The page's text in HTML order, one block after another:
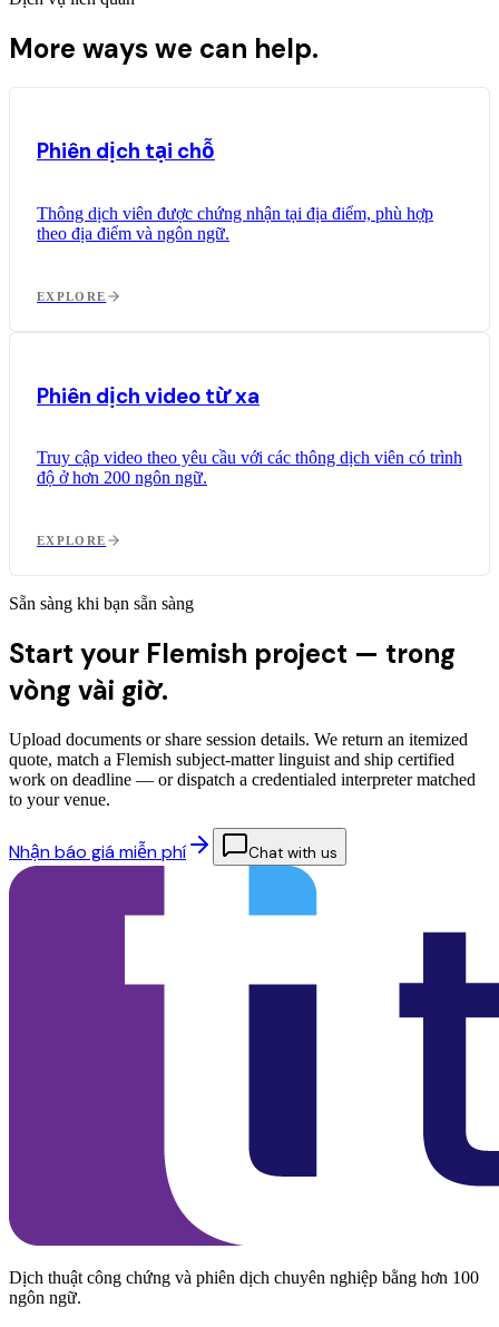
More ways we can help.
Phiên dịch tại chỗ
Thông dịch viên được chứng nhận tại địa điểm, phù hợp
theo địa điểm và ngôn ngữ.
EXPLORE
Phiên dịch video từ xa
Truy cập video theo yêu cầu với các thông dịch viên có trình
độ ở hơn 200 ngôn ngữ.
EXPLORE
Sẵn sàng khi bạn sẵn sàng
Start your Flemish project — trong
vòng vài giờ.
Upload documents or share session details. We return an itemized
quote, match a Flemish subject-matter linguist and ship certified
work on deadline — or dispatch a credentialed interpreter matched
to your venue.
Nhận báo giá miễn phí Chat with us
Dịch thuật công chứng và phiên dịch chuyên nghiệp bằng hơn 100
ngôn ngữ.